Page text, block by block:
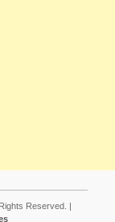
Reserved. |